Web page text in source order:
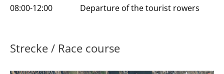
08:00-12:00 Departure of the tourist rowers
Strecke / Race course